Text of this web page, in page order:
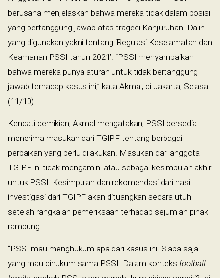
berusaha menjelaskan bahwa mereka tidak dalam posisi
yang bertanggung jawab atas tragedi Kanjuruhan. Dalih
yang digunakan yakni tentang ‘Regulasi Keselamatan dan
Keamanan PSSI tahun 2021’. “PSSI menyampaikan
bahwa mereka punya aturan untuk tidak bertanggung
jawab terhadap kasus ini,” kata Akmal, di Jakarta, Selasa
(11/10).
Kendati demikian, Akmal mengatakan, PSSI bersedia
menerima masukan dari TGIPF tentang berbagai
perbaikan yang perlu dilakukan. Masukan dari anggota
TGIPF ini tidak mengamini atau sebagai kesimpulan akhir
untuk PSSI. Kesimpulan dan rekomendasi dari hasil
investigasi dari TGIPF akan dituangkan secara utuh
setelah rangkaian pemeriksaan terhadap sejumlah pihak
rampung.
“PSSI mau menghukum apa dari kasus ini. Siapa saja
yang mau dihukum sama PSSI. Dalam konteks football